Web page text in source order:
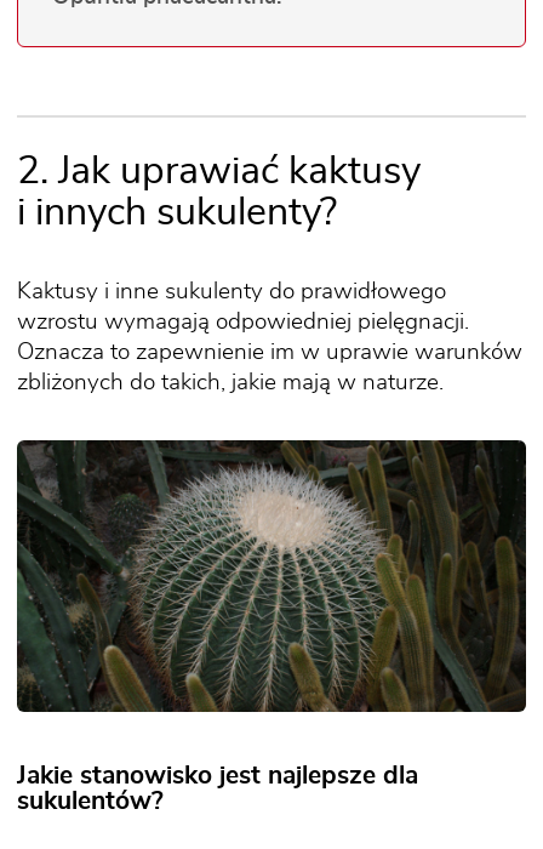
2. Jak uprawiać kaktusy
i innych sukulenty?
Kaktusy i inne sukulenty do prawidłowego
wzrostu wymagają odpowiedniej pielęgnacji.
Oznacza to zapewnienie im w uprawie warunków
zbliżonych do takich, jakie mają w naturze.
Jakie stanowisko jest najlepsze dla
sukulentów?